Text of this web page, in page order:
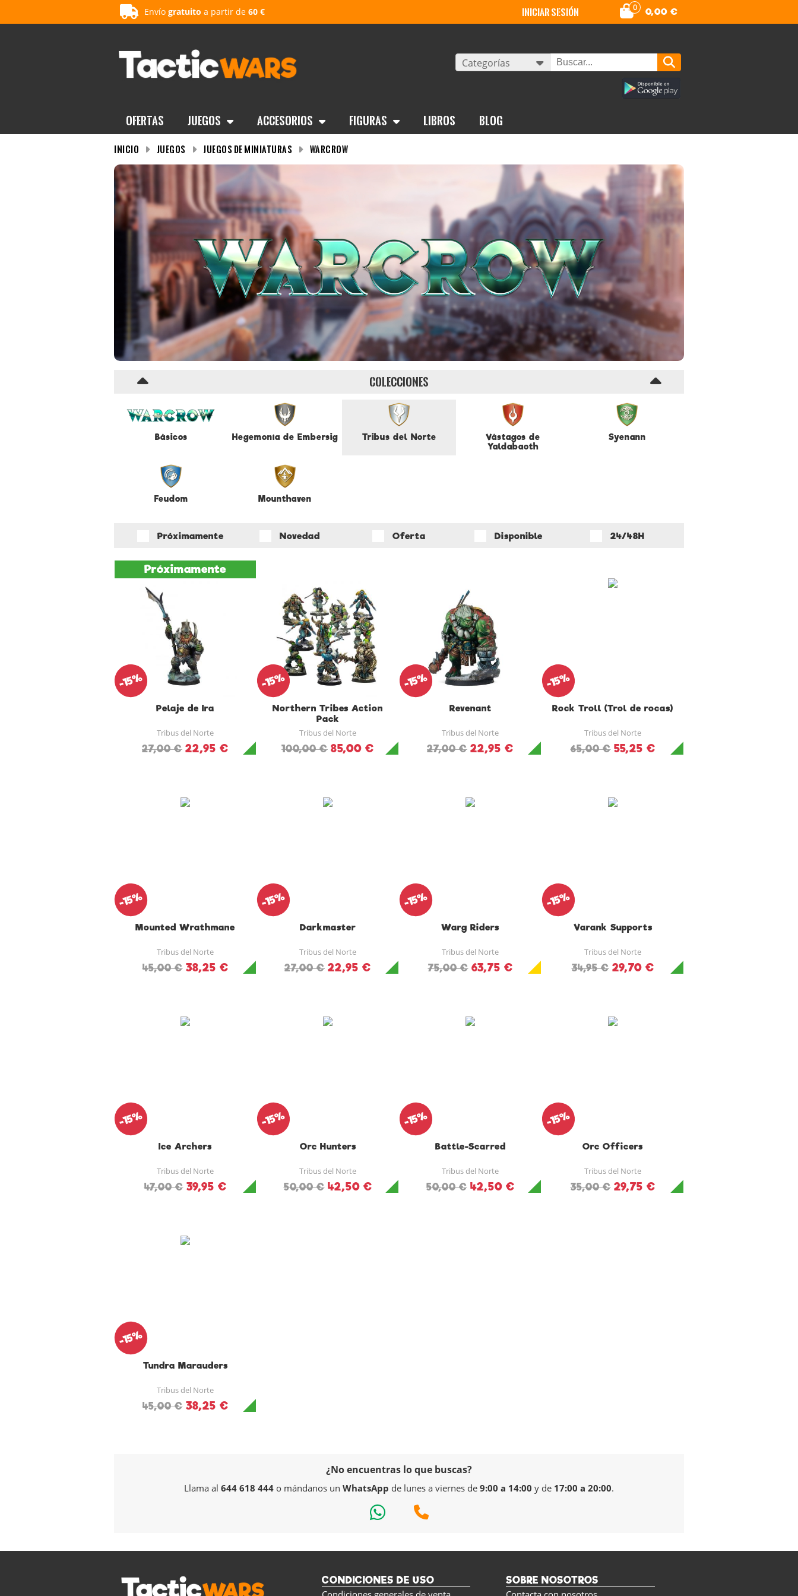
Envío gratuito a partir de 60 € 0 0,00 €
iniciar sesión
Categorías
OFERTAS Juegos Accesorios Figuras Libros BLOG
INICIO Juegos Juegos de miniaturas WARCROW
COLECCIONES
Básicos Hegemonía de Embersig Tribus del Norte
Vástagos de
Yaldabaoth
Syenann
Feudom Mounthaven
Próximamente Novedad Oferta Disponible 24/48H
Pelaje de Ira
Tribus del Norte
27,00 € 22,95 €
Próximamente
-15%
Northern Tribes Action
Pack
Tribus del Norte
100,00 € 85,00 €
-15%
Revenant
Tribus del Norte
27,00 € 22,95 €
-15%
Rock Troll (Trol de rocas)
Tribus del Norte
65,00 € 55,25 €
-15%
Mounted Wrathmane
Tribus del Norte
45,00 € 38,25 €
-15%
Darkmaster
Tribus del Norte
27,00 € 22,95 €
-15%
Warg Riders
Tribus del Norte
75,00 € 63,75 €
-15%
Varank Supports
Tribus del Norte
34,95 € 29,70 €
-15%
Ice Archers
Tribus del Norte
47,00 € 39,95 €
-15%
Orc Hunters
Tribus del Norte
50,00 € 42,50 €
-15%
Battle-Scarred
Tribus del Norte
50,00 € 42,50 €
-15%
Orc Officers
Tribus del Norte
35,00 € 29,75 €
-15%
Tundra Marauders
Tribus del Norte
45,00 € 38,25 €
-15%
¿No encuentras lo que buscas?
Llama al 644 618 444 o mándanos un WhatsApp de lunes a viernes de 9:00 a 14:00 y de 17:00 a 20:00.
CONDICIONES DE USO SOBRE NOSOTROS